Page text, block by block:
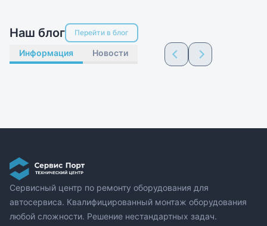
Наш блог Перейти в блог
Информация Новости
Сервисный центр по ремонту оборудования для
автосервиса. Квалифицированный монтаж оборудования
любой сложности. Решение нестандартных задач.